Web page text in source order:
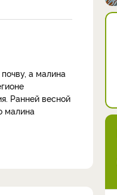
а малина
Ранней весной
малина